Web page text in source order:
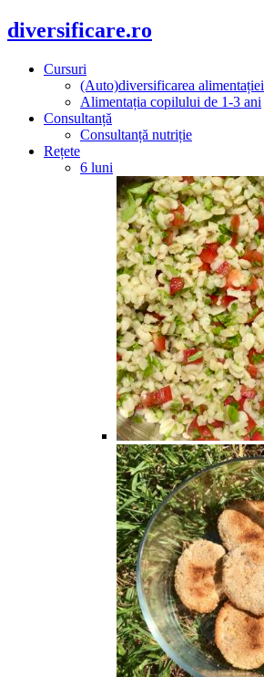
diversificare.ro
Cursuri
(Auto)diversificarea
Alimentația copilului de 1-3 ani
Consultanță
Consultanță nutriție
Rețete
6 luni